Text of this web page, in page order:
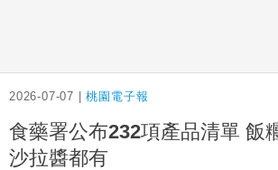
2026-07-07 |桃園電子報
食藥署公布232項產品清單 飯
沙拉醬都有